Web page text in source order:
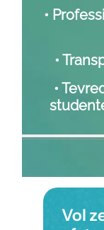
•
•
•
Vol